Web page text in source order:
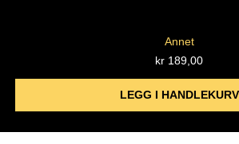
Annet
kr 189,00
LEGG I HANDLEKURV